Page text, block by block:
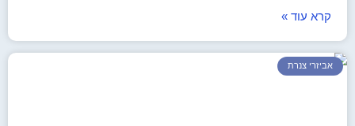
קרא עוד »
אביזרי צנרת